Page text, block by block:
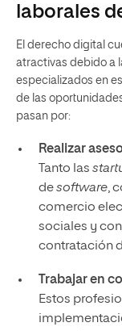
laborales
El derecho digital
atractivas debido a
especializados en
de las
pasan por:
Realizar
Tanto las
desoftware,
comercio
sociales y
contratación
Trabajar en
Estos